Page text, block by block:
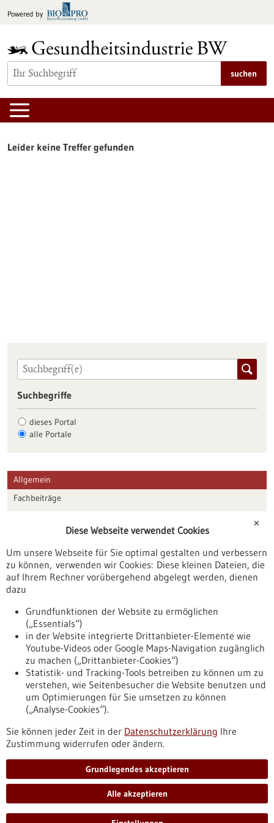
Inhalt
Powered by
suchen
Leider keine Treffer gefunden
Suchbegriffe
dieses Portal
alle Portale
Allgemein
Fachbeiträge
Veranstaltungen
Erscheinungsdatum
Nach oben
Informiert bleiben
Newsletter abonnieren
✕
Diese Webseite verwendet Cookies
Um unsere Webseite für Sie optimal gestalten und verbessern
zu können, verwenden wir Cookies: Diese kleinen Dateien, die
auf Ihrem Rechner vorübergehend abgelegt werden, dienen
dazu
Grundfunktionen der Website zu ermöglichen
(„Essentials“)
in der Website integrierte Drittanbieter-Elemente wie
Youtube-Videos oder Google Maps-Navigation zugänglich
zu machen („Drittanbieter-Cookies“)
Statistik- und Tracking-Tools betreiben zu können um zu
verstehen, wie Seitenbesucher die Website benutzen und
um Optimierungen für Sie umsetzen zu können
(„Analyse-Cookies“).
Sie können jeder Zeit in der Datenschutzerklärung Ihre
Zustimmung widerrufen oder ändern.
Grundlegendes akzeptieren
Alle akzeptieren